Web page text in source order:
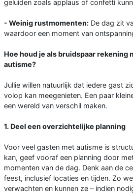
geluiden zoals applaus of confetti
- Weinig rustmomenten: De dag zit
waardoor een moment van
Hoe houd je als bruidspaar rekening
autisme?
Jullie willen natuurlijk dat iedere gast
volop kan meegenieten. Een paar
een wereld van verschil maken.
1. Deel een overzichtelijke planning
Voor veel gasten met autisme is
kan, geef vooraf een planning door
momenten van de dag. Denk aan de
feest, inclusief locaties en tijden. Zo
verwachten en kunnen ze – indien